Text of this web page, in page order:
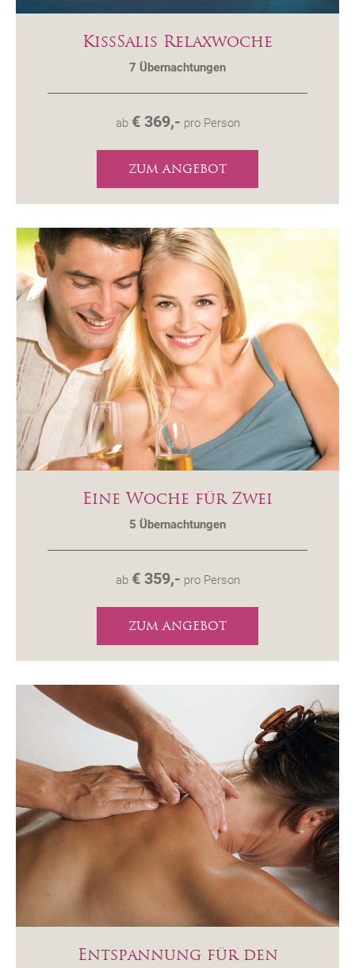
KissSalis Relaxwoche
7 Übernachtungen
ab € 369,- pro Person
ZUM ANGEBOT
Eine Woche für Zwei
5 Übernachtungen
ab € 359,- pro Person
ZUM ANGEBOT
Entspannung für den